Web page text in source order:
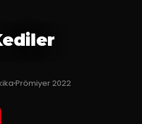
Prömiyer 2022